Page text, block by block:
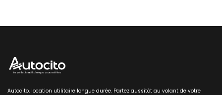
Autocito, location utilitaire longue durée. Partez aussitôt au volant de votre